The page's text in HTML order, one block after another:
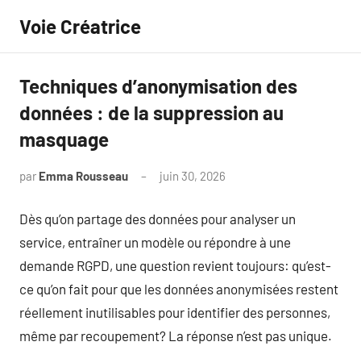
contenu
Voie Créatrice
Techniques d’anonymisation des
données : de la suppression au
masquage
par Emma Rousseau juin 30, 2026
Dès qu’on partage des données pour analyser un
service, entraîner un modèle ou répondre à une
demande RGPD, une question revient toujours: qu’est-
ce qu’on fait pour que les données anonymisées restent
réellement inutilisables pour identifier des personnes,
même par recoupement? La réponse n’est pas unique.